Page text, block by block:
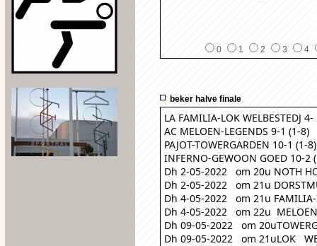
0 1 2 3 4
beker halve finale
LA FAMILIA-LOK WELBESTEDJ
AC MELOEN-LEGENDS 9-1 (1-8)
PAJOT-TOWERGARDEN 10-1 (1-8)
INFERNO-GEWOON GOED 10-2
Dh 2-05-2022   om 20u NOTH
Dh 2-05-2022   om 21u
Dh 4-05-2022   om 21u
Dh 4-05-2022   om 22u
Dh 09-05-2022   om
Dh 09-05-2022   om 21uLOK